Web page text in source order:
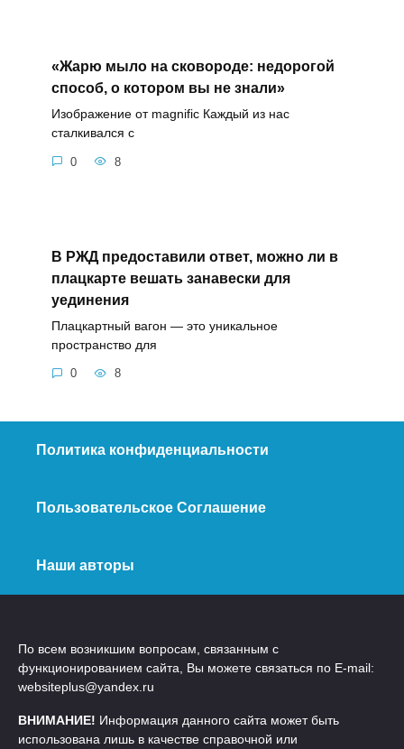
«Жарю мыло на сковороде: недорогой
способ, о котором вы не знали»
Изображение от magnific Каждый из нас
сталкивался с
0 8
В РЖД предоставили ответ, можно ли в
плацкарте вешать занавески для
уединения
Плацкартный вагон — это уникальное
пространство для
0 8
Политика конфиденциальности
Пользовательское Соглашение
Наши авторы
По всем возникшим вопросам, связанным с
функционированием сайта, Вы можете связаться по E-mail:
websiteplus@yandex.ru
ВНИМАНИЕ! Информация данного сайта может быть
использована лишь в качестве справочной или